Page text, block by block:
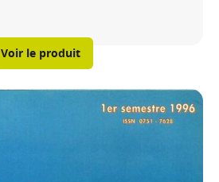
Voir le produit